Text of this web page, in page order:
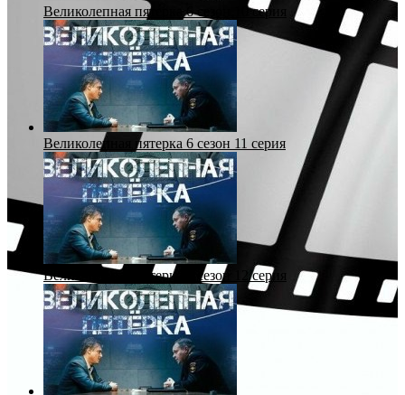
Великолепная пятерка 6 сезон 10 серия
Великолепная пятерка 6 сезон 11 серия
Великолепная пятерка 6 сезон 12 серия